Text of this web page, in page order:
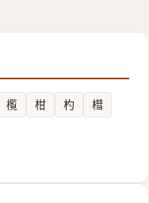
㰖 柑 杓
槥